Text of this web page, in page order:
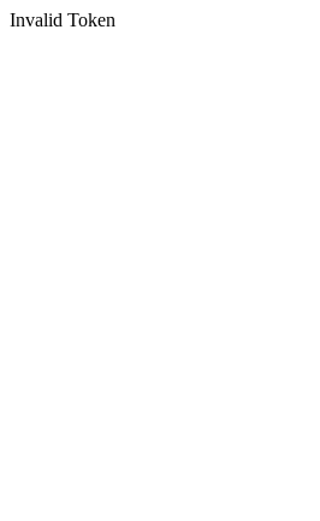
Invalid Token